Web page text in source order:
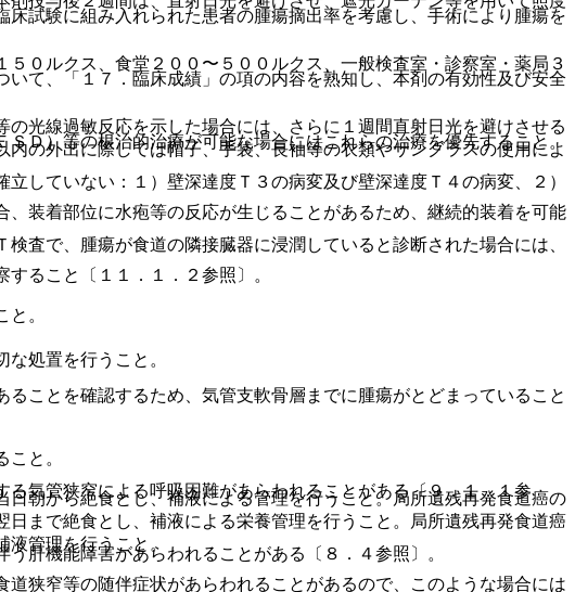
０ルクス、食堂２００〜５００ルクス、一般検査室・診察室・薬局３
光線過敏反応を示した場合には、さらに１週間直射日光を避けさせる
の外出に際しては帽子、手袋、長袖等の衣類やサングラスの使用によ
装着部位に水疱等の反応が生じることがあるため、継続的装着を可能
ること〔１１．１．２参照〕。
。
ことを確認するため、気管支軟骨層までに腫瘍がとどまっていること
と。
朝から絶食とし、補液による管理を行うこと。局所遺残再発食道癌の
まで絶食とし、補液による栄養管理を行うこと。局所遺残再発食道癌
管理を行うこと。
狭窄等の随伴症状があらわれることがあるので、このような場合には
試験に組み入れられた患者の腫瘍摘出率を考慮し、手術により腫瘍を
て、「１７．臨床成績」の項の内容を熟知し、本剤の有効性及び安全
Ｄ）等の根治的治療が可能な場合にはこれらの治療を優先すること。
していない：１）壁深達度Ｔ３の病変及び壁深達度Ｔ４の病変、２）
査で、腫瘍が食道の隣接臓器に浸潤していると診断された場合には、
処置を行うこと。
気管狭窄による呼吸困難があらわれることがある〔９．１．１参
肝機能障害があらわれることがある〔８．４参照〕。